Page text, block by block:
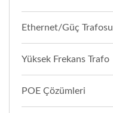
Ethernet/Güç Trafosu
Yüksek Frekans Trafo
POE Çözümleri